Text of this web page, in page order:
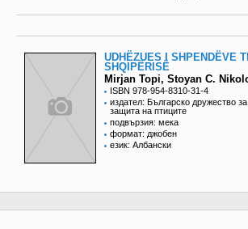
UDHËZUES I SHPENDËVE
SHQIPËRISË
Mirjan Topi, Stoyan C.
ISBN 978-954-8310-31-4
издател: Българско дружество за
защита на птиците
подвързия: мека
формат: джобен
език: Албански